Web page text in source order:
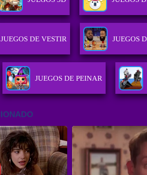
JUEGOS DE VESTIR JUEGOS
JUEGOS DE PEINAR